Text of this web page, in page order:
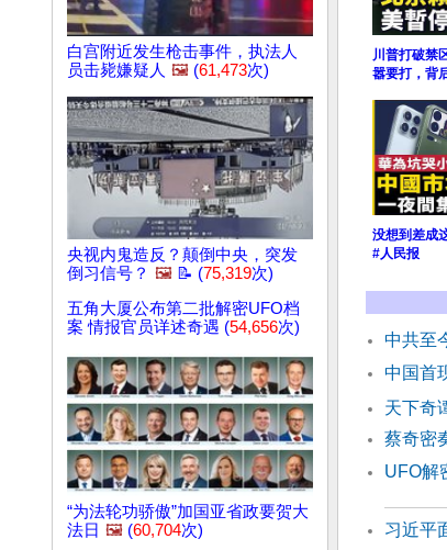
白宫附近发生枪击事件，执法人
员击毙嫌疑人 🖼️ (61,473次)
央视内鬼造反？颠倒中央，突发
倒习信号？ 🖼️ 📝 (75,319次)
五角大厦公布第二批解密UFO档
案 情报官员详述奇遇 (54,656次)
“为法轮功骄傲”加国亚省政要贺大
法日 🖼️ (60,704次)
川普打破禁
嚣要打，背
没想到差成
#人民报
中共至
中国首
天下奇
蔡奇密
UFO解
习近平